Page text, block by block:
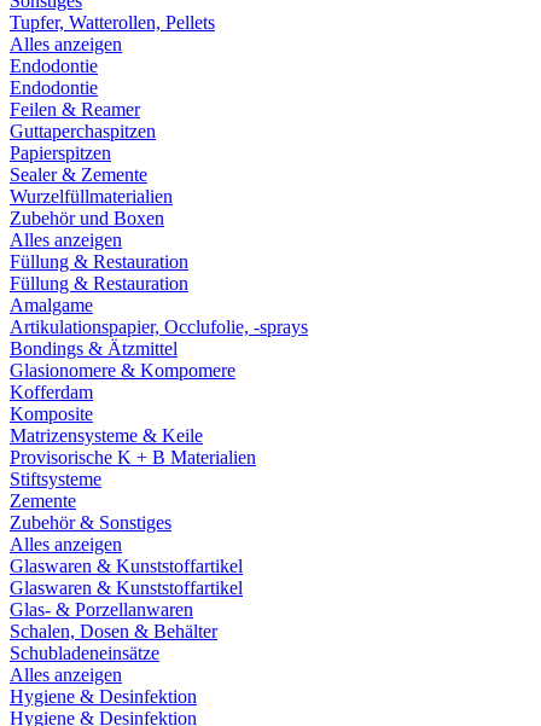
Tupfer, Watterollen, Pellets
Alles anzeigen
Endodontie
Endodontie
Feilen & Reamer
Guttaperchaspitzen
Papierspitzen
Sealer & Zemente
Wurzelfüllmaterialien
Zubehör und Boxen
Alles anzeigen
Füllung & Restauration
Füllung & Restauration
Amalgame
Artikulationspapier, Occlufolie, -sprays
Bondings & Ätzmittel
Glasionomere & Kompomere
Kofferdam
Komposite
Matrizensysteme & Keile
Provisorische K + B Materialien
Stiftsysteme
Zemente
Zubehör & Sonstiges
Alles anzeigen
Glaswaren & Kunststoffartikel
Glaswaren & Kunststoffartikel
Glas- & Porzellanwaren
Schalen, Dosen & Behälter
Schubladeneinsätze
Alles anzeigen
Hygiene & Desinfektion
Hygiene & Desinfektion